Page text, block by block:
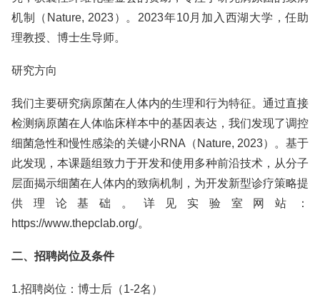
机制（Nature, 2023）。2023年10月加入西湖大学，任助
理教授、博士生导师。
研究方向
我们主要研究病原菌在人体内的生理和行为特征。通过直接
检测病原菌在人体临床样本中的基因表达，我们发现了调控
细菌急性和慢性感染的关键小RNA（Nature, 2023）。基于
此发现，本课题组致力于开发和使用多种前沿技术，从分子
层面揭示细菌在人体内的致病机制，为开发新型诊疗策略提
供理论基础。详见实验室网站：
https://www.thepclab.org/。
二、招聘岗位及条件
1.招聘岗位：博士后（1-2名）